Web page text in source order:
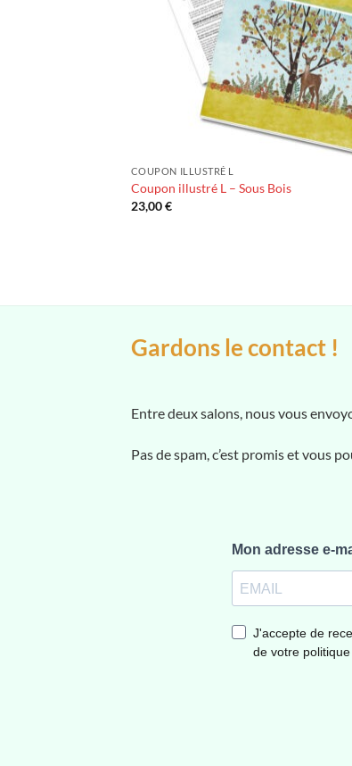
COUPON ILLUSTRÉ L
Coupon illustré L – Sous Bois
23,00€
Gardons le contact !
Entre deux salons, nous vous
Pas de spam, c’est promis et vous